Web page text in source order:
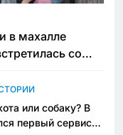
в махалле
со
или собаку? В
первый сервис